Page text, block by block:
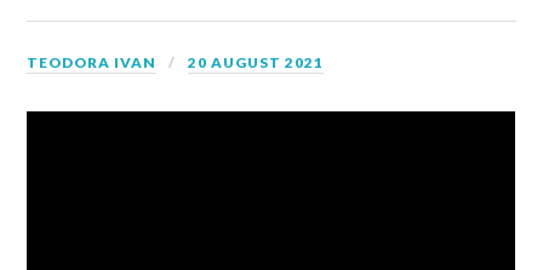
TEODORA IVAN 20 AUGUST 2021